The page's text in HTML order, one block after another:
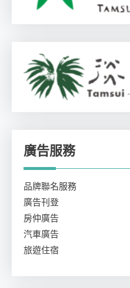
廣告服務
品牌聯名服務
廣告刊登
房仲廣告
汽車廣告
旅遊住宿